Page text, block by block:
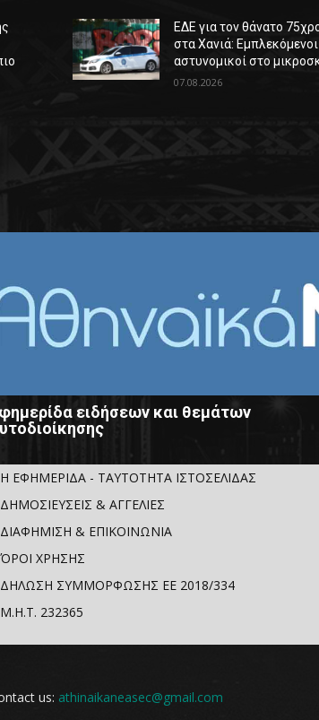
ΕΔΕ για τον θάνατο
στα Χανιά: Εμπλεκόμενοι
αστυνομικοί στο
07.08.2026
ειδήσεων και θεμάτων
Η ΕΦΗΜΕΡΙΔΑ - ΤΑΥΤΟΤΗΤΑ ΙΣΤΟΣΕΛΙΔΑΣ
ΔΗΜΟΣΙΕΥΣΕΙΣ & ΑΓΓΕΛΙΕΣ
ΔΙΑΦΗΜΙΣΗ & ΕΠΙΚΟΙΝΩΝΙΑ
ΌΡΟΙ ΧΡΗΣΗΣ
ΔΗΛΩΣΗ ΣΥΜΜΟΡΦΩΣΗΣ ΕΕ 2018/334
Μ.Η.Τ. 232365
us: athinaikaneasec@gmail.com